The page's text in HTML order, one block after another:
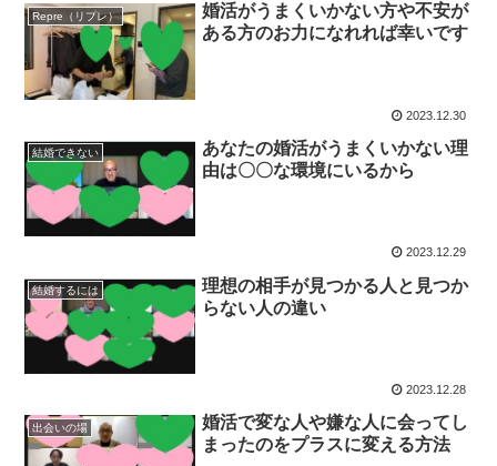
Repre（リプレ）
婚活がうまくいかない方や不安が
ある方のお力になれれば幸いです
2023.12.30
結婚できない
あなたの婚活がうまくいかない理
由は〇〇な環境にいるから
2023.12.29
結婚するには
理想の相手が見つかる人と見つか
らない人の違い
2023.12.28
出会いの場
婚活で変な人や嫌な人に会ってし
まったのをプラスに変える方法